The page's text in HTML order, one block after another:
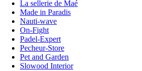
La sellerie de Maé
Made in Paradis
Nauti-wave
On-Fight
Padel-Expert
Pecheur-Store
Pet and Garden
Slowood Interior